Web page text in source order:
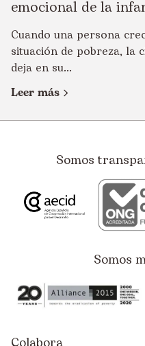
emocional de la
Cuando una persona
situación de pobreza, la
deja en su...
Leer más
Somos
Somos